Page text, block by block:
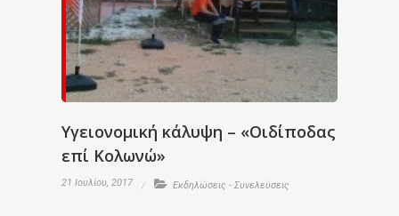
Υγειονομική κάλυψη – «Οιδίποδας
επί Κολωνώ»
21 Ιουλίου, 2017 Εκδηλώσεις - Συνελεύσεις